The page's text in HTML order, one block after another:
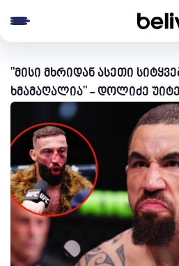
"მისი მხრიდან ასეთი
ხმამაღალია" - დოლიძე